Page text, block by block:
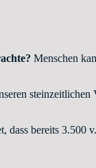
Menschen
dass bereits 3.500